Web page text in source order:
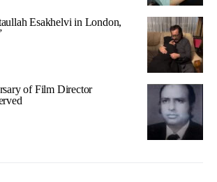
Esakhelvi in London,
of Film Director